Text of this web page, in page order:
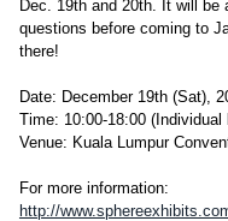
Dec. 19th and 20th. It will be
questions before coming to
there!
Date: December 19th (Sat),
Time: 10:00-18:00
Venue: Kuala Lumpur
For more information:
http://